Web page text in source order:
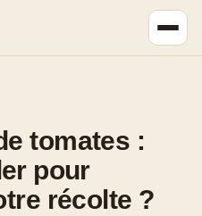
tomates :
pour
récolte ?